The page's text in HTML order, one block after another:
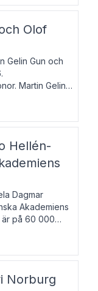
svenska och
Olof
Gelin Gun och
Martin Gelin,
lever
bosat
Hellén-
Dagmar
Akademiens
är på 60 000
översätter
Norburg